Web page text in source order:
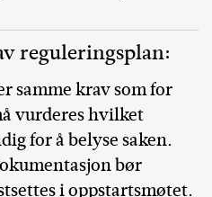
reguleringsplan:
samme krav som for
vurderes hvilket
for å belyse saken.
bør
i oppstartsmøtet.